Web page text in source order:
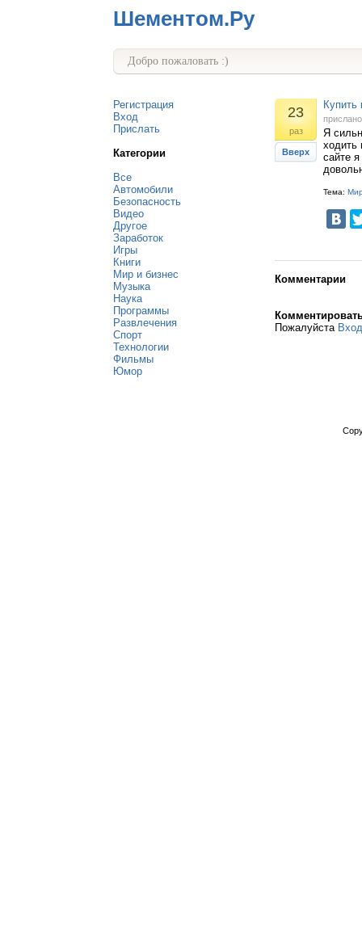
Шементом.Ру
Добро пожаловать :)
Регистрация
Вход
Прислать
Категории
Все
Автомобили
Безопасность
Видео
Другое
Заработок
Игры
Книги
Мир и бизнес
Музыка
Наука
Программы
Развлечения
Спорт
Технологии
Фильмы
Юмор
23
раз
Вверх
Купить
Я
ходить
сайте
Тема:
Комментарии
Пожалуйста Вход